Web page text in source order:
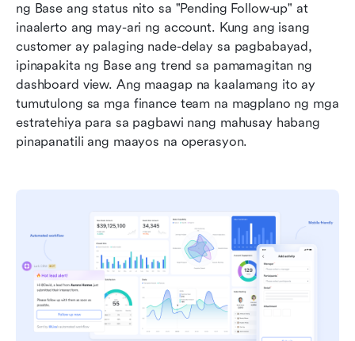
ng Base ang status nito sa "Pending Follow-up" at
inaalerto ang may-ari ng account. Kung ang isang
customer ay palaging nade-delay sa pagbabayad,
ipinapakita ng Base ang trend sa pamamagitan ng
dashboard view. Ang maagap na kaalamang ito ay
tumutulong sa mga finance team na magplano ng mga
estratehiya para sa pagbawi nang mahusay habang
pinapanatili ang maayos na operasyon.